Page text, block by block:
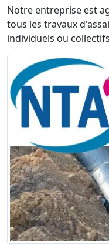
Notre entreprise est
tous les travaux
individuels ou